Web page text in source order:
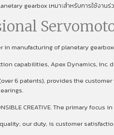
gearbox เหมาะสำหรับการใช้งาน
in manufacturing of planetary
capabilities, Apex Dynamics,
6 patents), provides the
CREATIVE. The primary
our duty, is customer